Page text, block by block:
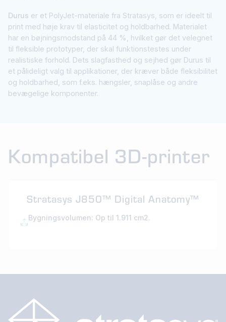
Durus er et PolyJet-materiale fra Stratasys, som er ideelt til
print med høje krav til elasticitet og holdbarhed. Materialet
har en bøjningsmodstand på 44 %, hvilket gør det velegnet
til fleksible prototyper, der skal funktionstestes under
realistiske forhold. Dets slagfasthed og sejhed gør Durus til
et pålideligt valg til applikationer, der kræver både fleksibilitet
og holdbarhed, som f.eks. hængsler, snaplåse og andre
bevægelige komponenter.
Kompatibel 3D-printer
Stratasys J850™ Digital Anatomy™
Bygningsvolumen: Op til 1.911 cm2.